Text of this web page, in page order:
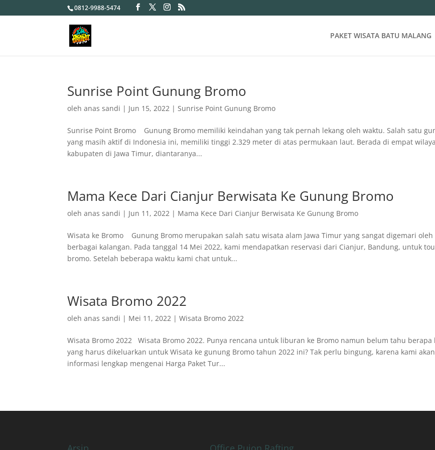
0812-9988-5474
PAKET WISATA BATU MALANG
Sunrise Point Gunung Bromo
olehanas sandi | Jun 15, 2022 |Sunrise Point Gunung Bromo
Sunrise Point Bromo Gunung Bromo memiliki keindahan yang tak pernah lekang oleh waktu. Salah satu
yang masih aktif di Indonesia ini, memiliki tinggi 2.329 meter di atas permukaan laut. Berada di empat
kabupaten di Jawa Timur, diantaranya...
Mama Kece Dari Cianjur Berwisata Ke Gunung Bromo
olehanas sandi | Jun 11, 2022 | Mama Kece Dari Cianjur Berwisata Ke Gunung Bromo
Wisata ke Bromo Gunung Bromo merupakan salah satu wisata alam Jawa Timur yang sangat digemari oleh
berbagai kalangan. Pada tanggal 14 Mei 2022, kami mendapatkan reservasi dari Cianjur, Bandung, untuk
bromo. Setelah beberapa waktu kami chat untuk...
Wisata Bromo 2022
olehanas sandi | Mei 11, 2022 |Wisata Bromo 2022
Wisata Bromo 2022 Wisata Bromo 2022. Punya rencana untuk liburan ke Bromo namun belum tahu berapa
yang harus dikeluarkan untuk Wisata ke gunung Bromo tahun 2022 ini? Tak perlu bingung, karena kami
informasi lengkap mengenai Harga Paket Tur...